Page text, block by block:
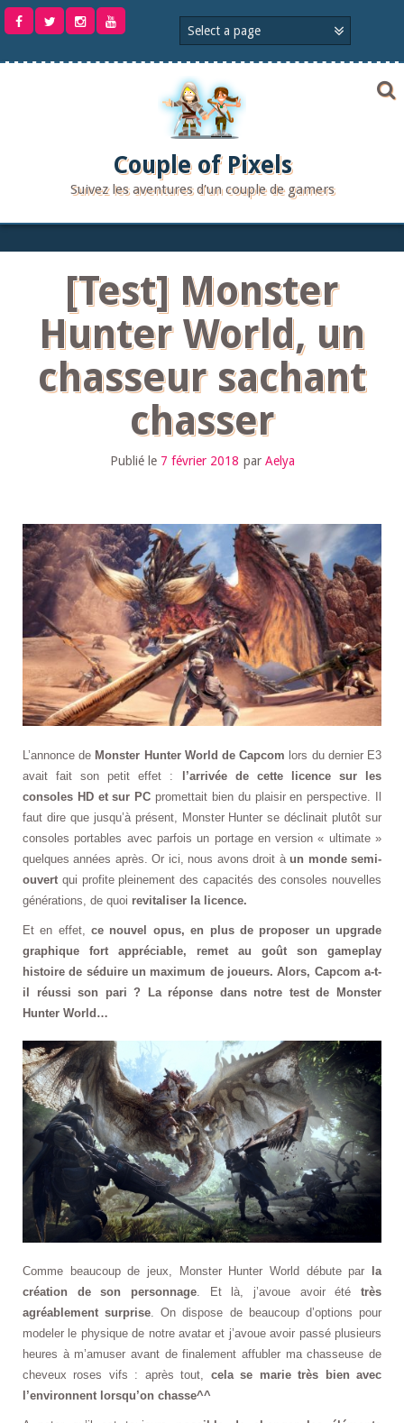
Aller
Couple of Pixels
Suivez les aventures d'un couple de gamers
[Test] Monster
Hunter World, un
chasseur sachant
chasser
Publié le 7 février 2018 par Aelya
L’annonce de Monster Hunter World de Capcom lors du dernier E3
avait fait son petit effet : l’arrivée de cette licence sur les
consoles HD et sur PC promettait bien du plaisir en perspective. Il
faut dire que jusqu’à présent, Monster Hunter se déclinait plutôt sur
consoles portables avec parfois un portage en version « ultimate »
quelques années après. Or ici, nous avons droit àun monde semi-
ouvert qui profite pleinement des capacités des consoles nouvelles
générations, de quoi revitaliser la licence.
Et en effet,
ce nouvel opus, en plus de proposer un upgrade
graphique fort appréciable, remet au goût son gameplay
histoire de séduire un maximum de joueurs. Alors, Capcom a-t-
il réussi son pari ? La réponse dans notre test de Monster
Hunter World…
Comme beaucoup de jeux, Monster Hunter World débute par
la
création de son personnage . Et là, j’avoue avoir été très
agréablement surprise . On dispose de beaucoup d’options pour
modeler le physique de notre avatar et j’avoue avoir passé plusieurs
heures à m’amuser avant de finalement affubler ma chasseuse de
cheveux roses vifs : après tout,
cela se marie très bien avec
l’environnent lorsqu’on chasse^^